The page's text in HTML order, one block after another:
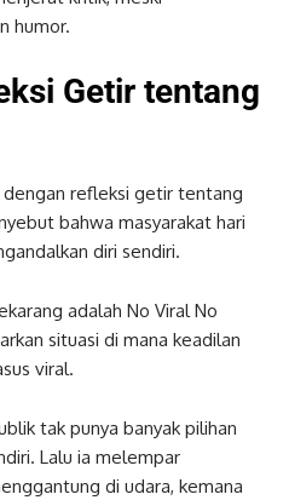
humor.
Getir tentang
refleksi getir tentang
bahwa masyarakat hari
diri sendiri.
adalah No Viral No
situasi di mana keadilan
viral.
tak punya banyak pilihan
Lalu ia melempar
di udara, kemana